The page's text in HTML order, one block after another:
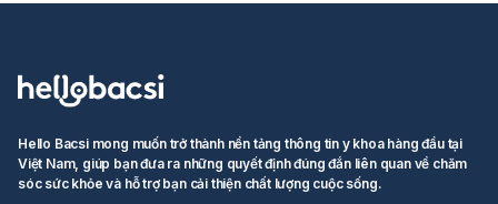
Hello Bacsi mong muốn trở thành nền tảng thông tin y khoa hàng đầu tại
Việt Nam, giúp bạn đưa ra những quyết định đúng đắn liên quan về chăm
sóc sức khỏe và hỗ trợ bạn cải thiện chất lượng cuộc sống.